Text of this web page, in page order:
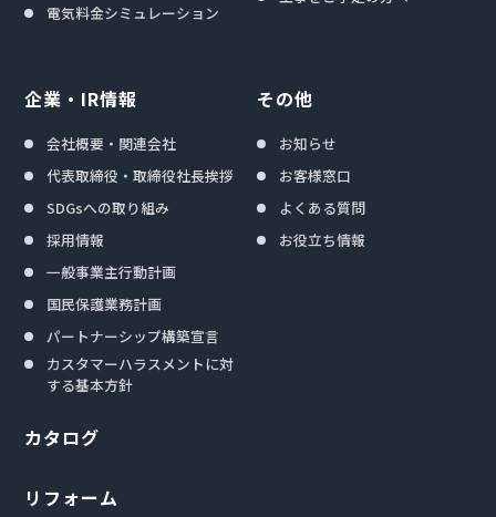
電気料金シミュレーション
企業・IR情報
会社概要・関連会社
代表取締役・取締役社長挨拶
SDGsへの取り組み
採用情報
一般事業主行動計画
国民保護業務計画
パートナーシップ構築宣言
カスタマーハラスメントに対
する基本方針
カタログ
リフォーム
その他
お知らせ
お客様窓口
よくある質問
お役立ち情報